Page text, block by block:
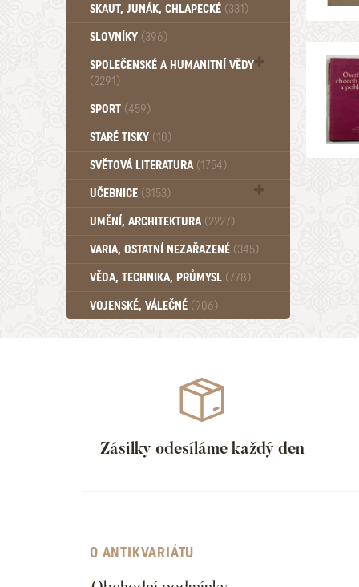
SKAUT, JUNÁK, CHLAPECKÉ (331)
SLOVNÍKY (396)
SPOLEČENSKÉ A HUMANITNÍ VĚDY
(2291)
Pedagogika (191)
Psychologie a osobní rozvoj (760)
SPORT (459)
STARÉ TISKY (10)
SVĚTOVÁ LITERATURA (1754)
UČEBNICE (3153)
Učebnice - Jazykové (1297)
Učebnice - VŠ (259)
Učebnice - ZŠ (556)
Učebnice - Ostatní (499)
UMĚNÍ, ARCHITEKTURA (2227)
VARIA, OSTATNÍ NEZAŘAZENÉ (345)
VĚDA, TECHNIKA, PRŮMYSL (778)
VOJENSKÉ, VÁLEČNÉ (906)
Zásilky odesíláme každý den
O ANTIKVARIÁTU